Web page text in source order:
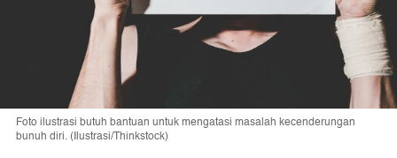
Foto ilustrasi butuh bantuan untuk mengatasi masalah kecenderungan
bunuh diri. (Ilustrasi/Thinkstock)